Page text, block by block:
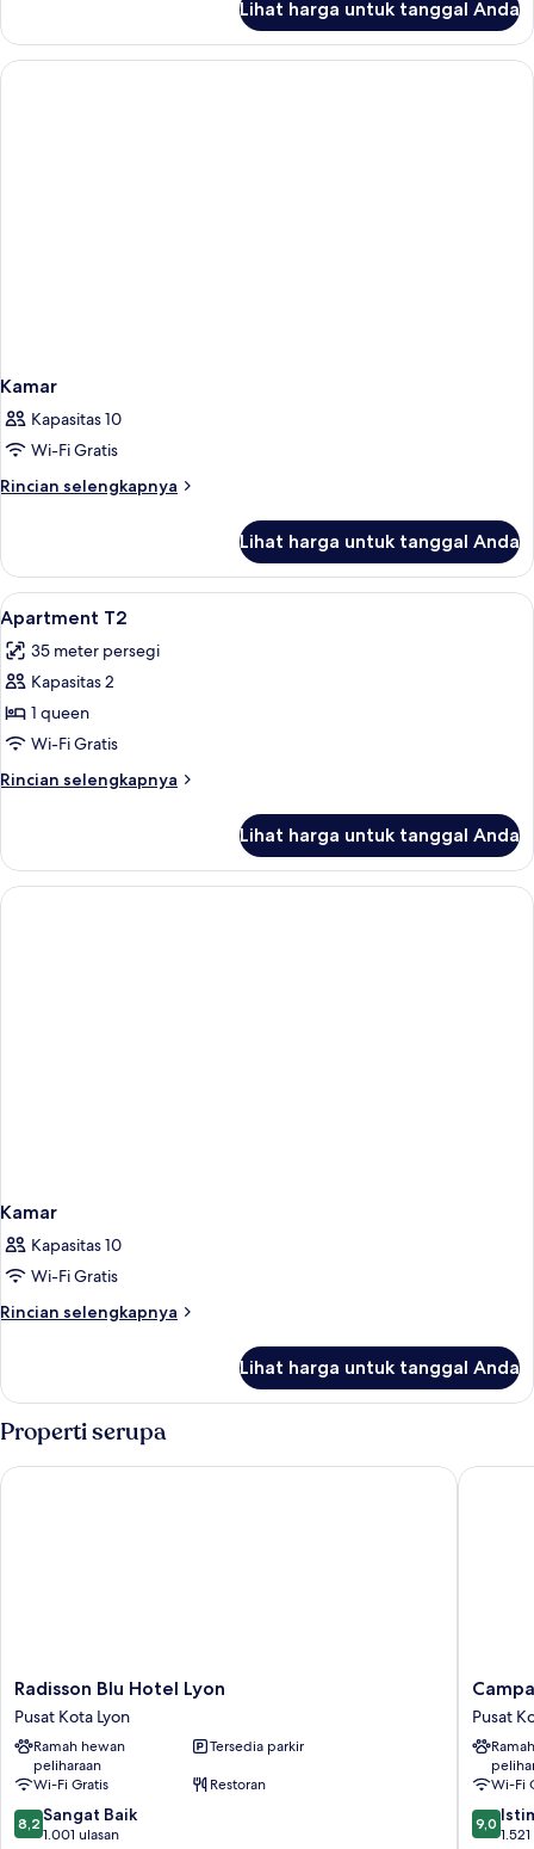
Adjoining
Comfort
Rooms
Lihat harga untuk tanggal Anda
Kamar
Kapasitas 10
Wi-Fi Gratis
Rincian selengkapnya
Rincian
Kamar
Lihat harga untuk tanggal Anda
Lihat
semua
foto
untuk
Apartment
T2
Seprai premium, bantalan ekstra
5
Apartment T2
35 meter persegi
Kapasitas 2
1 queen
Wi-Fi Gratis
Rincian selengkapnya
Rincian
Apartment
T2
Lihat harga untuk tanggal Anda
Kamar
Kapasitas 10
Wi-Fi Gratis
Rincian selengkapnya
Rincian
Kamar
Lihat harga untuk tanggal Anda
Properti serupa
Radisson
Blu
Hotel
Lyon
Pusat
Kota
Lyon
Radisson Blu Hotel Lyon
Pusat Kota Lyon
Ramah hewan
peliharaan
Tersedia parkir
Wi-Fi Gratis
Restoran
8.2
dari
8,2 Sangat Baik
1.001 ulasan
Radisson Blu Hotel Lyon
PRIME
-
Lyon
Centre
Gare
Part
Dieu
Pusat
Wi-Fi
9.0
dari
9,0